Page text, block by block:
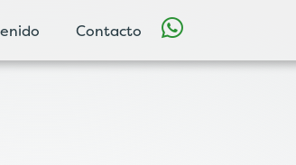
Contacto